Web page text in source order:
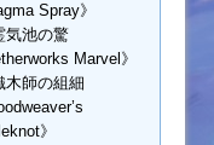
Spray》
気池の驚
Marvel》
木師の組細
》